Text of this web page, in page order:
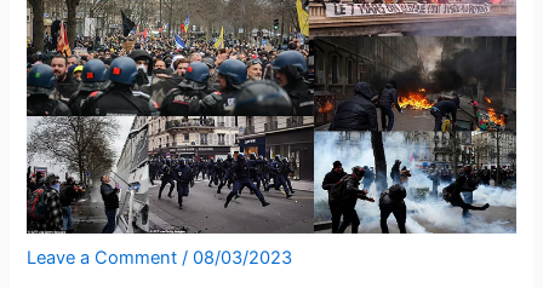
Leave a Comment /08/03/2023